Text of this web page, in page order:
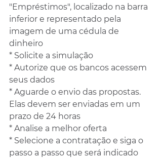
"Empréstimos", localizado na barra
inferior e representado pela
imagem de uma cédula de
dinheiro
* Solicite a simulação
* Autorize que os bancos acessem
seus dados
* Aguarde o envio das propostas.
Elas devem ser enviadas em um
prazo de 24 horas
* Analise a melhor oferta
* Selecione a contratação e siga o
passo a passo que será indicado